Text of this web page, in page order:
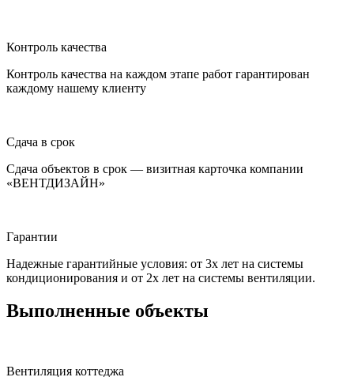
Контроль качества
Контроль качества на каждом этапе работ гарантирован
каждому нашему клиенту
Сдача в срок
Сдача объектов в срок — визитная карточка компании
«ВЕНТДИЗАЙН»
Гарантии
Надежные гарантийные условия: от 3х лет на системы
кондиционирования и от 2х лет на системы вентиляции.
Выполненные объекты
Вентиляция коттеджа